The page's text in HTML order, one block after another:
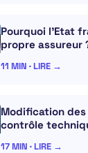
Pourquoi l’Etat
propre assureur
11 MIN · LIRE →
Modification
contrôle
17 MIN · LIRE →